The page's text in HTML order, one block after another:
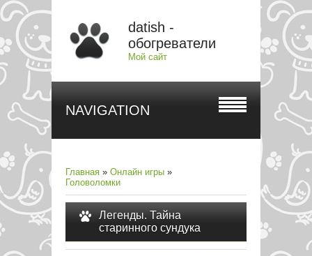
datish -
обогреватели
Мой сайт
NAVIGATION
Главная » Онлайн игры »
Головоломки
Легенды. Тайна
старинного сундука